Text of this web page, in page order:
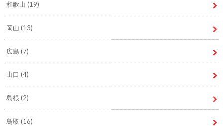
和歌山 (19)
岡山 (13)
広島 (7)
山口 (4)
島根 (2)
鳥取 (16)